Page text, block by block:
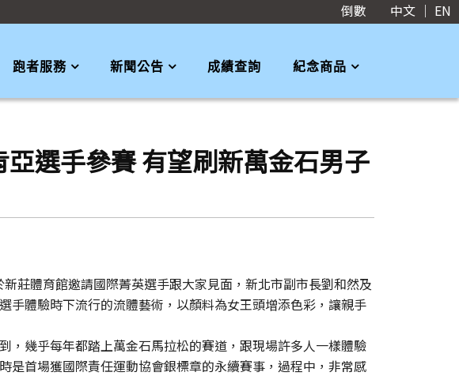
倒數 中文 ｜ EN
跑者服務 新聞公告 成績查詢 紀念商品
選手參賽 有望刷新萬金石男子
莊體育館邀請國際菁英選手跟大家見面，新北市副市長劉和然及
手體驗時下流行的流體藝術，以顏料為女王頭增添色彩，讓親手
，幾乎每年都踏上萬金石馬拉松的賽道，跟現場許多人一樣體驗
是首場獲國際責任運動協會銀標章的永續賽事，過程中，非常感